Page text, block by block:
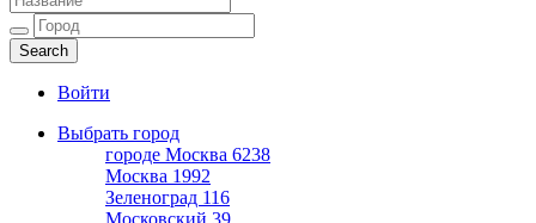
Войти
Выбрать город
городе Москва 6238
Москва 1992
Зеленоград 116
Московский 39